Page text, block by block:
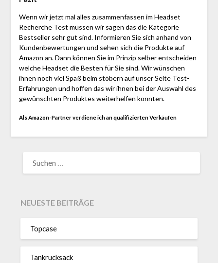
Wenn wir jetzt mal alles zusammenfassen im Headset
Recherche Test müssen wir sagen das die Kategorie
Bestseller sehr gut sind. Informieren Sie sich anhand von
Kundenbewertungen und sehen sich die Produkte auf
Amazon an. Dann können Sie im Prinzip selber entscheiden
welche Headset die Besten für Sie sind. Wir wünschen
ihnen noch viel Spaß beim stöbern auf unser Seite Test-
Erfahrungen und hoffen das wir ihnen bei der Auswahl des
gewünschten Produktes weiterhelfen konnten.
Als Amazon-Partner verdiene ich an qualifizierten Verkäufen
NACH:
NEUESTE BEITRÄGE
Topcase
Tan­kruck­sack